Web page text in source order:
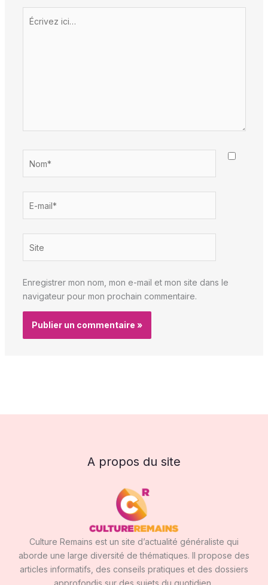
Écrivez
ici…
mail*
Enregistrer mon nom, mon e-mail et mon site dans le
navigateur pour mon prochain commentaire.
A propos du site
Culture Remains est un site d’actualité généraliste qui
aborde une large diversité de thématiques. Il propose des
articles informatifs, des conseils pratiques et des dossiers